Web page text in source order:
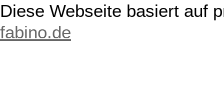
Diese Webseite basiert auf
fabino.de